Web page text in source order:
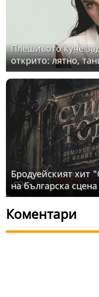
Плешивото куче
открито: лятно,
Бродуейският хит
на българска сцена
Коментари